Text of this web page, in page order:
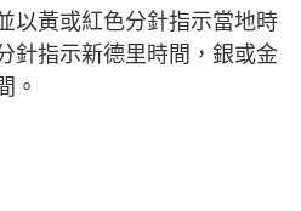
以黃或紅色分針指示當地時
針指示新德里時間，銀或金
。